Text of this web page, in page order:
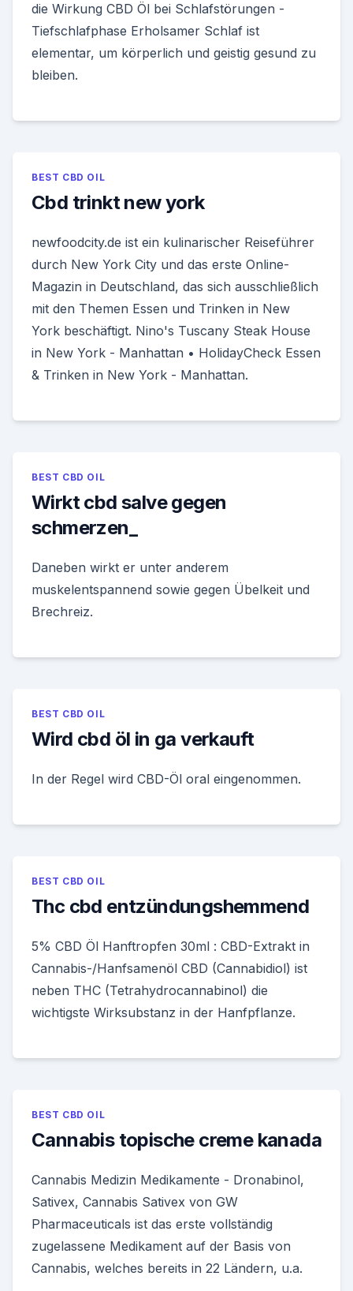
die Wirkung CBD Öl bei Schlafstörungen -
Tiefschlafphase Erholsamer Schlaf ist
elementar, um körperlich und geistig gesund zu
bleiben.
BEST CBD OIL
Cbd trinkt new york
newfoodcity.de ist ein kulinarischer Reiseführer
durch New York City und das erste Online-
Magazin in Deutschland, das sich ausschließlich
mit den Themen Essen und Trinken in New
York beschäftigt. Nino's Tuscany Steak House
in New York - Manhattan • HolidayCheck Essen
& Trinken in New York - Manhattan.
BEST CBD OIL
Wirkt cbd salve gegen
schmerzen_
Daneben wirkt er unter anderem
muskelentspannend sowie gegen Übelkeit und
Brechreiz.
BEST CBD OIL
Wird cbd öl in ga verkauft
In der Regel wird CBD-Öl oral eingenommen.
BEST CBD OIL
Thc cbd entzündungshemmend
5% CBD Öl Hanftropfen 30ml : CBD-Extrakt in
Cannabis-/Hanfsamenöl CBD (Cannabidiol) ist
neben THC (Tetrahydrocannabinol) die
wichtigste Wirksubstanz in der Hanfpflanze.
BEST CBD OIL
Cannabis topische creme kanada
Cannabis Medizin Medikamente - Dronabinol,
Sativex, Cannabis Sativex von GW
Pharmaceuticals ist das erste vollständig
zugelassene Medikament auf der Basis von
Cannabis, welches bereits in 22 Ländern, u.a.